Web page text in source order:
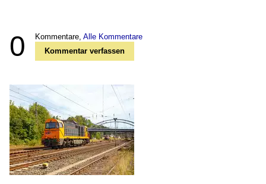
0 Kommentare, Alle Kommentare
Kommentar verfassen